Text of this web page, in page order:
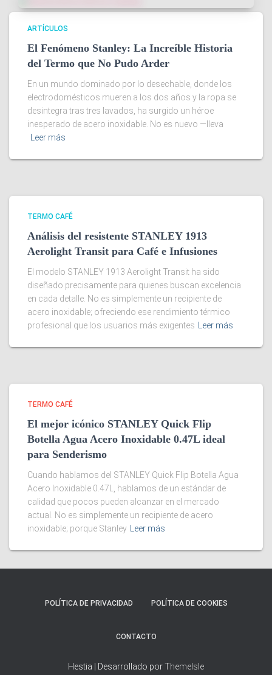
ARTÍCULOS
El Fenómeno Stanley: La Increíble Historia
del Termo que No Pudo Arder
En un mundo dominado por lo desechable, donde los
electrodomésticos mueren a los dos años y la ropa se
desintegra tras tres lavados, ha surgido un héroe
inesperado de acero inoxidable. No es nuevo —lleva
Leer más
TERMO CAFÉ
Análisis del resistente STANLEY 1913
Aerolight Transit para Café e Infusiones
El modelo STANLEY 1913 Aerolight Transit ha sido
diseñado precisamente para quienes buscan excelencia
en cada detalle. No es simplemente un recipiente de
acero inoxidable; ofreciendo ese rendimiento térmico
profesional que los usuarios más exigentes Leer más
TERMO CAFÉ
El mejor icónico STANLEY Quick Flip
Botella Agua Acero Inoxidable 0.47L ideal
para Senderismo
Cuando hablamos del STANLEY Quick Flip Botella Agua
Acero Inoxidable 0.47L, hablamos de un estándar de
calidad que pocos pueden alcanzar en el mercado
actual. No es simplemente un recipiente de acero
inoxidable; porque Stanley Leer más
POLÍTICA DE PRIVACIDAD POLÍTICA DE COOKIES
CONTACTO
Hestia | Desarrollado porThemeIsle